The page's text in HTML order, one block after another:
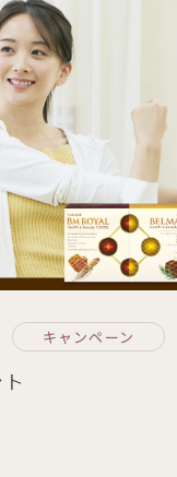
キャンペーン